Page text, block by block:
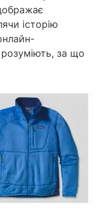
історію
розуміють, за що